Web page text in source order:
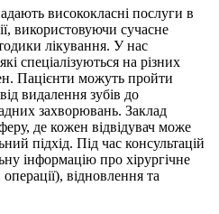
висококласні послуги в
використовуючи сучасне
лікування. У нас
спеціалізуються на різних
Пацієнти можуть пройти
видалення зубів до
захворювань. Заклад
де кожен відвідувач може
підхід. Під час консультацій
інформацію про хірургічне
відновлення та